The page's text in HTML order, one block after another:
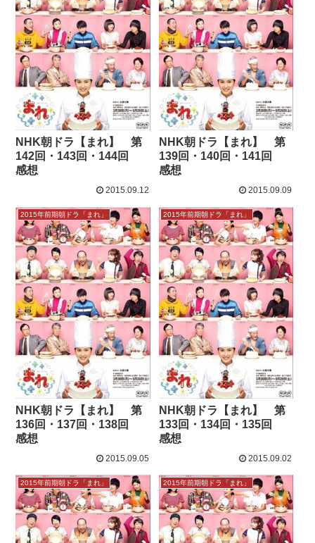
NHK朝ドラ【まれ】 第
142回・143回・144回
感想
2015.09.12
NHK朝ドラ【まれ】 第
139回・140回・141回
感想
2015.09.09
2015年前期朝ドラ「まれ」
NHK朝ドラ【まれ】 第
136回・137回・138回
感想
2015.09.05
2015年前期朝ドラ「まれ」
NHK朝ドラ【まれ】 第
133回・134回・135回
感想
2015.09.02
2015年前期朝ドラ「まれ」 2015年前期朝ドラ「まれ」